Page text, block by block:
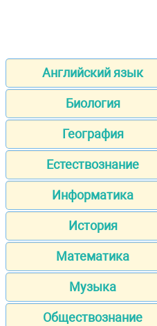
Английский язык
Биология
География
Естествознание
Информатика
История
Математика
Музыка
Обществознание